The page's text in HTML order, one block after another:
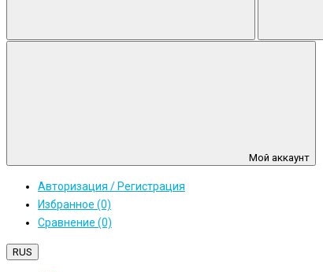
Мой аккаунт
Авторизация / Регистрация
Избранное (0)
Сравнение (0)
RUS